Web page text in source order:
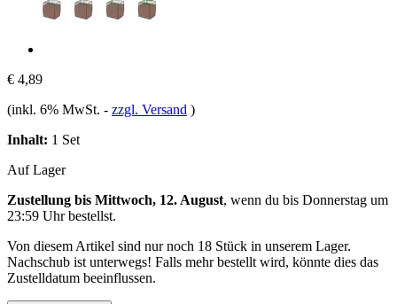
€ 4,89
(inkl. 6% MwSt. - zzgl. Versand )
Inhalt: 1 Set
Auf Lager
Zustellung bis Mittwoch, 12. August, wenn du bis Donnerstag um
23:59 Uhrbestellst.
Von diesem Artikel sind nur noch 18 Stück in unserem Lager.
Nachschub ist unterwegs! Falls mehr bestellt wird, könnte dies das
Zustelldatum beeinflussen.